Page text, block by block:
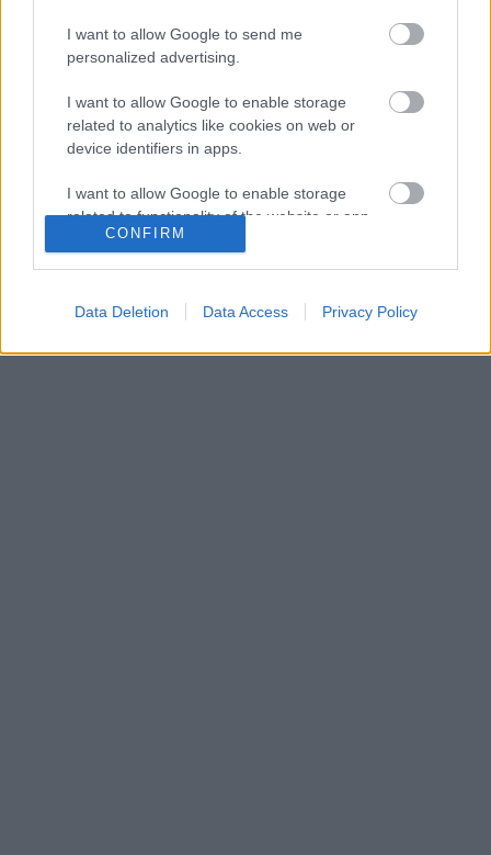
I want to allow Google to send me
personalized advertising.
I want to allow Google to enable storage
related to analytics like cookies on web or
device identifiers in apps.
I want to allow Google to enable storage
related to functionality of the website or app.
related to security, including authentication
CONFIRM
Data Deletion Data Access Privacy Policy